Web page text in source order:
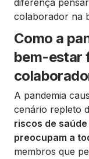
diferença
colaborador na
Como a
bem-estar
A pandemia
cenário repleto
riscos de
preocupam a
membros que